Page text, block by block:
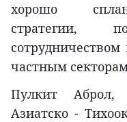
хорошо
стратегии,
частным
Пулкит Аброл,
Азиатско -